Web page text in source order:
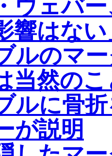
ウェバ
響はない
ルのマ
当然の
ルに骨
が説明